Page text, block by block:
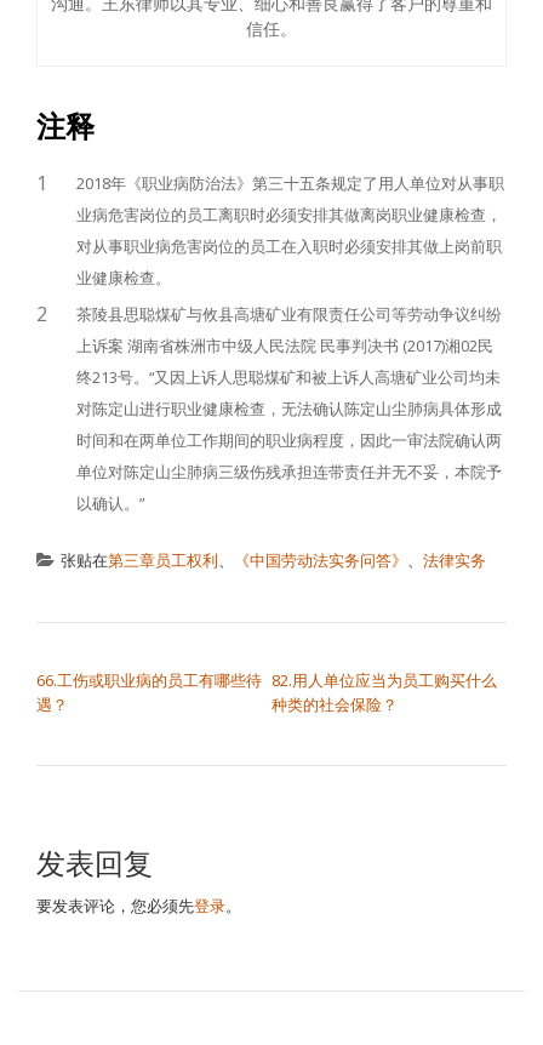
信任。
注释
1
2018年《职业病防治法》第三十五条规定了用人单位对从事职
业病危害岗位的员工离职时必须安排其做离岗职业健康检查，
对从事职业病危害岗位的员工在入职时必须安排其做上岗前职
业健康检查。
2
茶陵县思聪煤矿与攸县高塘矿业有限责任公司等劳动争议纠纷
上诉案 湖南省株洲市中级人民法院 民事判决书 (2017)湘02民
终213号。“又因上诉人思聪煤矿和被上诉人高塘矿业公司均未
对陈定山进行职业健康检查，无法确认陈定山尘肺病具体形成
时间和在两单位工作期间的职业病程度，因此一审法院确认两
单位对陈定山尘肺病三级伤残承担连带责任并无不妥，本院予
以确认。”
张贴在第三章员工权利、 《中国劳动法实务问答》 、 法律实务
66.工伤或职业病的员工有哪些待
遇？
82.用人单位应当为员工购买什么
种类的社会保险？
发表回复
要发表评论，您必须先登录。